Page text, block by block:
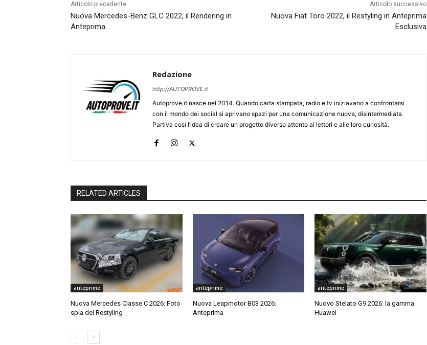
Articolo precedente
Nuova Mercedes-Benz GLC 2022, il Rendering in
Anteprima
Articolo successivo
Nuova Fiat Toro 2022, il Restyling in Anteprima
Esclusiva
Redazione
http://AUTOPROVE.it
Autoprove.it nasce nel 2014. Quando carta stampata, radio e tv iniziavano a confrontarsi
con il mondo dei social si aprivano spazi per una comunicazione nuova, disintermediata.
Partiva così l’idea di creare un progetto diverso attento ai lettori e alle loro curiosità.
RELATED ARTICLES
anteprime
Nuova Mercedes Classe C 2026: Foto
spia del Restyling
anteprime
Nuova Leapmotor B03 2026:
Anteprima
anteprime
Nuovo Stelato G9 2026: la gamma
Huawei